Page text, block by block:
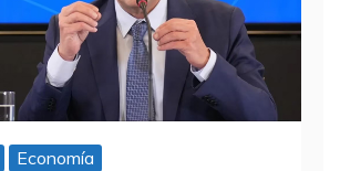
Economía